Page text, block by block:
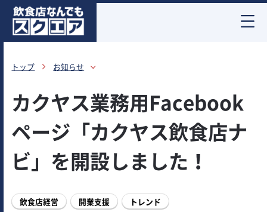
トップ お知らせ
カクヤス業務用Facebook
ページ「カクヤス飲食店ナ
ビ」を開設しました！
飲食店経営 開業支援 トレンド